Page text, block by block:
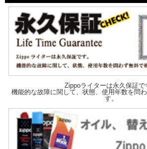
Zippoライターは永久保証で
機能的な故障に関して、状態、使用年数を問
す。